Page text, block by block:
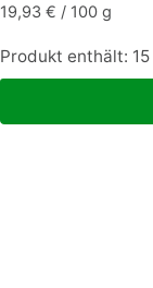
19,93 € / 100 g
Produkt enthält: 15